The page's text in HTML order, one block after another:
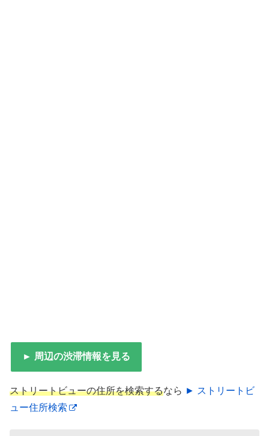
► 周辺の渋滞情報を見る
ストリートビューの住所を検索するなら ► ストリートビ
ュー住所検索